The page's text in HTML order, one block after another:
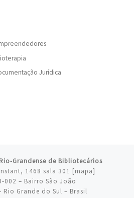
Jurídica
Grandense de Bibliotecários
1468 sala 301 [mapa]
002 – Bairro São João
Rio Grande do Sul – Brasil